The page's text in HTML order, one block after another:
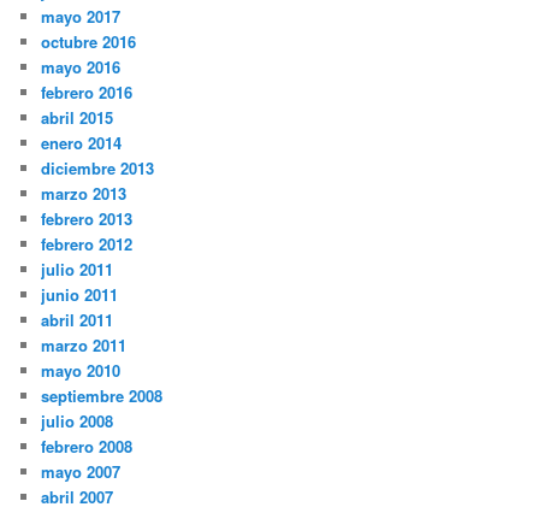
mayo 2017
octubre 2016
mayo 2016
febrero 2016
abril 2015
enero 2014
diciembre 2013
marzo 2013
febrero 2013
febrero 2012
julio 2011
junio 2011
abril 2011
marzo 2011
mayo 2010
septiembre 2008
julio 2008
febrero 2008
mayo 2007
abril 2007